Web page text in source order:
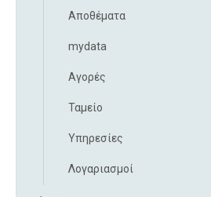
Αποθέματα
mydata
Αγορές
Ταμείο
Υπηρεσίες
Λογαριασμοί